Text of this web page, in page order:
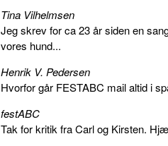
Tina Vilhelmsen
Jeg skrev for ca 23 år siden en
vores hund...
Henrik V. Pedersen
Hvorfor går FESTABC mail altid i
festABC
Tak for kritik fra Carl og Kirsten.